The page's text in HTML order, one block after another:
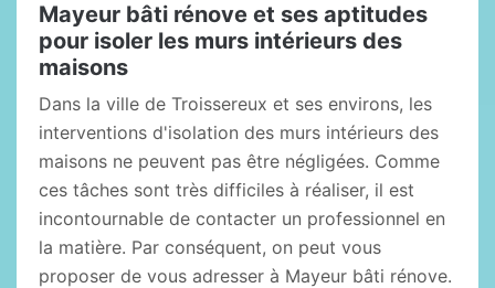
Mayeur bâti rénove et ses aptitudes
pour isoler les murs intérieurs des
maisons
Dans la ville de Troissereux et ses environs, les
interventions d'isolation des murs intérieurs des
maisons ne peuvent pas être négligées. Comme
ces tâches sont très difficiles à réaliser, il est
incontournable de contacter un professionnel en
la matière. Par conséquent, on peut vous
proposer de vous adresser à Mayeur bâti rénove.